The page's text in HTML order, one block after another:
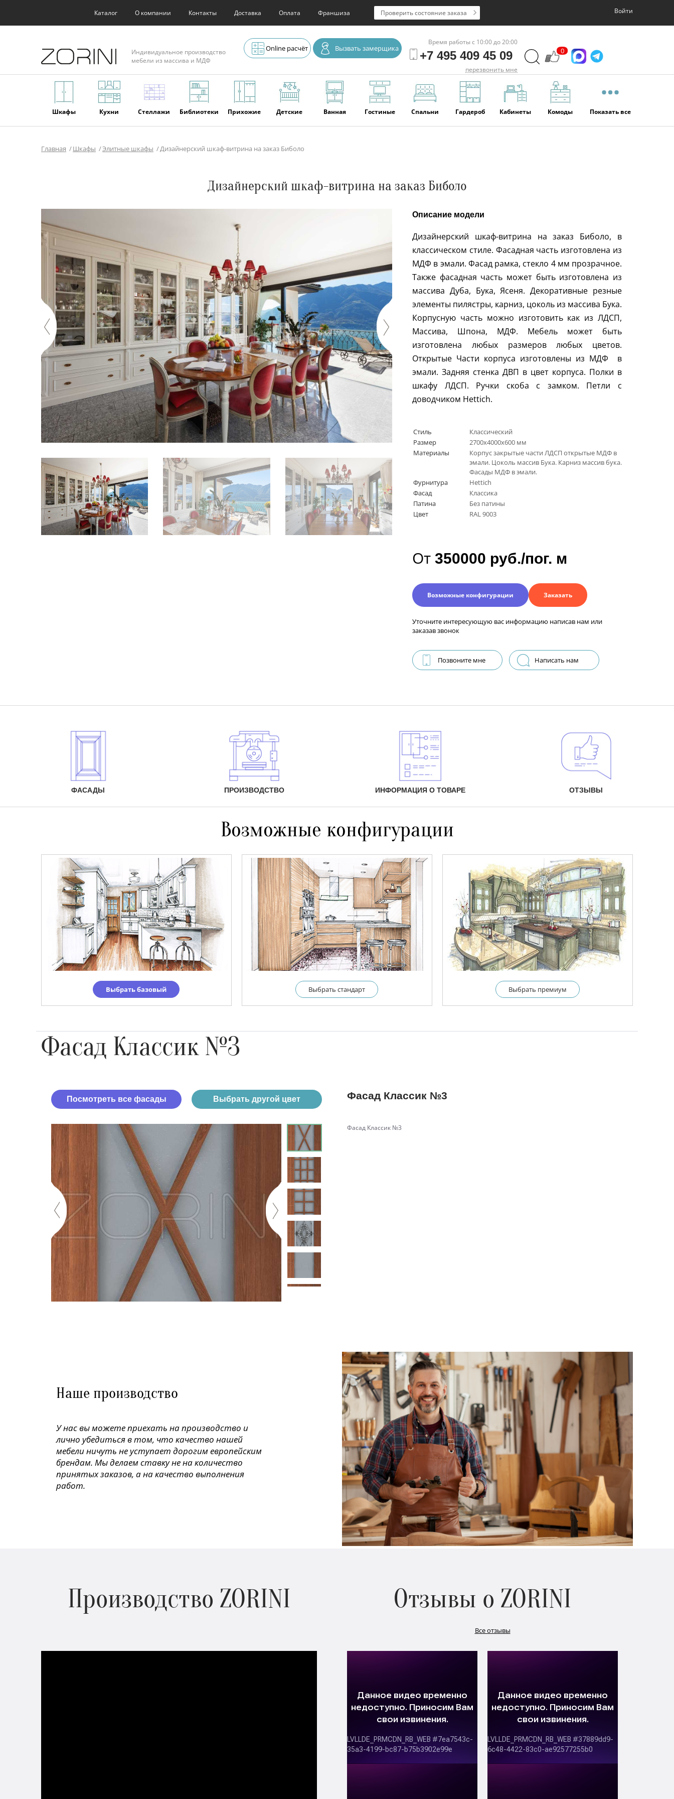
Каталог О компании Контакты Доставка Оплата Франшиза Войти
Проверить состояние заказа
Индивидуальное производство
мебели из массива и МДФ
Online расчёт Вызвать замерщика
Время работы с 10:00 до 20:00
+7 495 409 45 09
перезвонить мне
0
Шкафы Кухни Стеллажи Библиотеки Прихожие Детские Ванная Гостиные Спальни Гардероб Кабинеты Комоды Показать все
Главная Шкафы Элитные шкафы Дизайнерский шкаф-витрина на заказ Биболо
Дизайнерский шкаф-витрина на заказ Биболо
Описание модели
Дизайнерский шкаф-витрина на заказ Биболо, в
классическом стиле. Фасадная часть изготовлена из
МДФ в эмали. Фасад рамка, стекло 4 мм прозрачное.
Также фасадная часть может быть изготовлена из
массива Дуба, Бука, Ясеня. Декоративные резные
элементы пилястры, карниз, цоколь из массива Бука.
Корпусную часть можно изготовить как из ЛДСП,
Массива, Шпона, МДФ. Мебель может быть
изготовлена любых размеров любых цветов.
Открытые Части корпуса изготовлены из МДФ в
эмали. Задняя стенка ДВП в цвет корпуса. Полки в
шкафу ЛДСП. Ручки скоба с замком. Петли с
доводчиком Hettich.
Стиль
Классический
Размер
2700х4000х600 мм
Материалы
Корпус закрытые части ЛДСП открытые МДФ в
эмали. Цоколь массив Бука. Карниз массив бука.
Фасады МДФ в эмали.
Фурнитура
Hettich
Фасад
Классика
Патина
Без патины
Цвет
RAL 9003
От 350000 руб./пог. м
Возможные конфигурации Заказать
Уточните интересующую вас информацию написав нам или
заказав звонок
Позвоните мне Написать нам
ФАСАДЫ ПРОИЗВОДСТВО ИНФОРМАЦИЯ О ТОВАРЕ ОТЗЫВЫ
Возможные конфигурации
Выбрать базовый Выбрать cтандарт Выбрать премиум
Фасад Классик №3
Посмотреть все фасады Выбрать другой цвет Фасад Классик №3
Фасад Классик №3
Наше производство
У нас вы можете приехать на производство и
лично убедиться в том, что качество нашей
мебели ничуть не уступает дорогим европейским
брендам. Мы делаем ставку не на количество
принятых заказов, а на качество выполнения
работ.
Производство ZORINI Отзывы о ZORINI
Все отзывы